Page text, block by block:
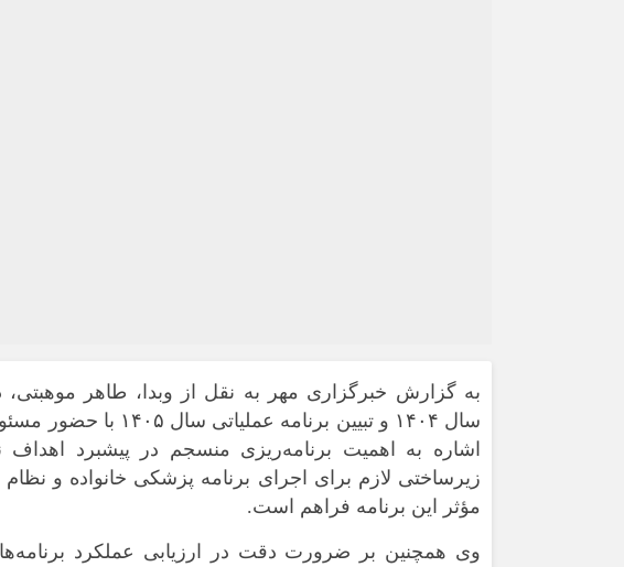
به گزارش خبرگزاری مهر به نقل از وبدا، طاهر موهبتی،
سال ۱۴۰۴ و تبیین
اشاره به اهمیت برنامه‌ریزی منسجم در پیشبرد
زیرساختی لازم برای اجرای برنامه پزشکی خانواده و
مؤثر این برنامه فراهم است.
وی همچنین بر ضرورت دقت در ارزیابی عملکرد